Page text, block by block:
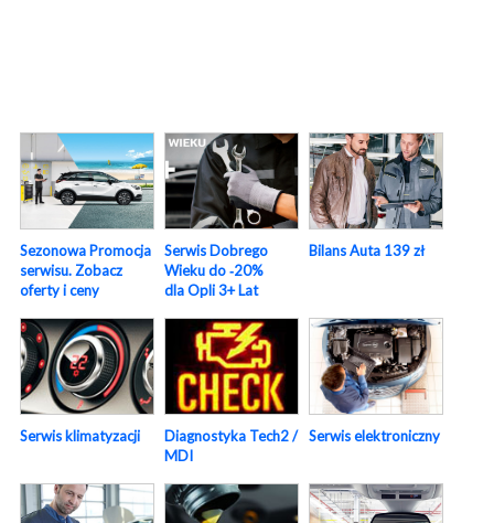
Sezonowa Promocja
serwisu. Zobacz
oferty i ceny
Serwis Dobrego
Wieku do ‑20%
dla Opli 3+ Lat
Bilans Auta 139 zł
Serwis klimatyzacji
Diagnostyka Tech2 /
MDI
Serwis elektroniczny